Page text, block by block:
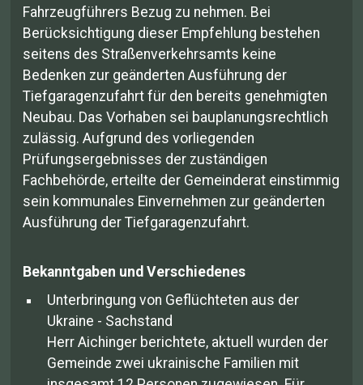
Fahrzeugführers Bezug zu nehmen. Bei
Berücksichtigung dieser Empfehlung bestehen
seitens des Straßenverkehrsamts keine
Bedenken zur geänderten Ausführung der
Tiefgaragenzufahrt für den bereits genehmigten
Neubau. Das Vorhaben sei bauplanungsrechtlich
zulässig. Aufgrund des vorliegenden
Prüfungsergebnisses der zuständigen
Fachbehörde, erteilte der Gemeinderat einstimmig
sein kommunales Einvernehmen zur geänderten
Ausführung der Tiefgaragenzufahrt.
Bekanntgaben und Verschiedenes
Unterbringung von Geflüchteten aus der
Ukraine - Sachstand
Herr Aichinger berichtete, aktuell wurden der
Gemeinde zwei ukrainische Familien mit